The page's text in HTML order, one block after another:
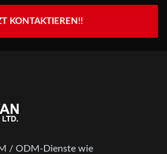
KONTAKTIEREN!!
/ ODM-Dienste wie